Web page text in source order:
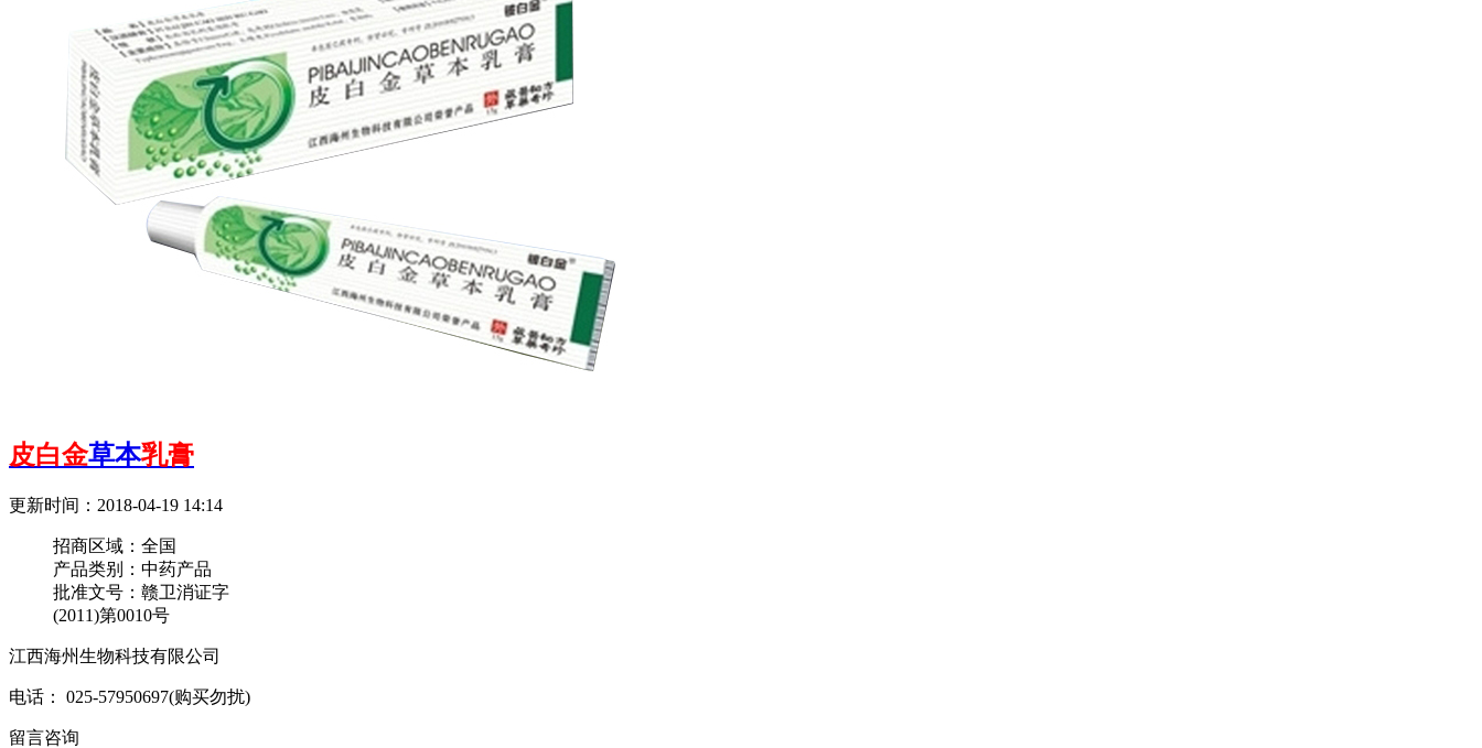
皮白金草本乳膏
更新时间：2018-04-19 14:14
招商区域： 全国
产品类别： 中药产品
批准文号： 赣卫消证字
(2011)第0010号
江西海州生物科技有限公司
电话： 025-57950697(购买勿扰)
留言咨询